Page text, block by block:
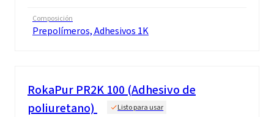
Composición
Prepolímeros, Adhesivos 1K
RokaPur PR2K 100 (Adhesivo de
poliuretano)
Listo para usar